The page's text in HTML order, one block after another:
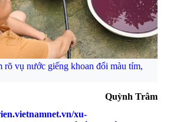
rõ vụ nước giếng khoan đổi màu tím,
Quỳnh Trâm
xu-